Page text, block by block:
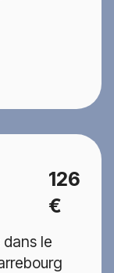
126
€
le